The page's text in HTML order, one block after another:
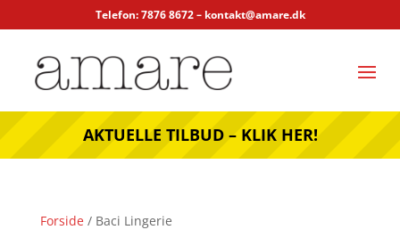
Telefon: 7876 8672 – kontakt@amare.dk
AKTUELLE TILBUD – KLIK HER!
Forside/ Baci Lingerie